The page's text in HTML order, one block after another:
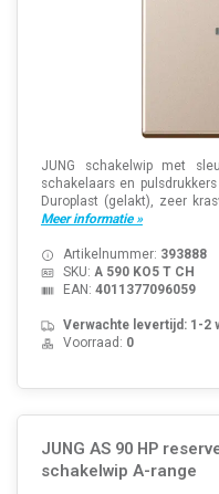
JUNG schakelwip met
schakelaars en
Duroplast (gelakt), zeer
Meer informatie »
Artikelnummer: 393888
SKU: A 590 KO5 T CH
EAN: 4011377096059
Verwachte levertijd: 1-2
Voorraad: 0
JUNG AS 90 HP
schakelwip A-range